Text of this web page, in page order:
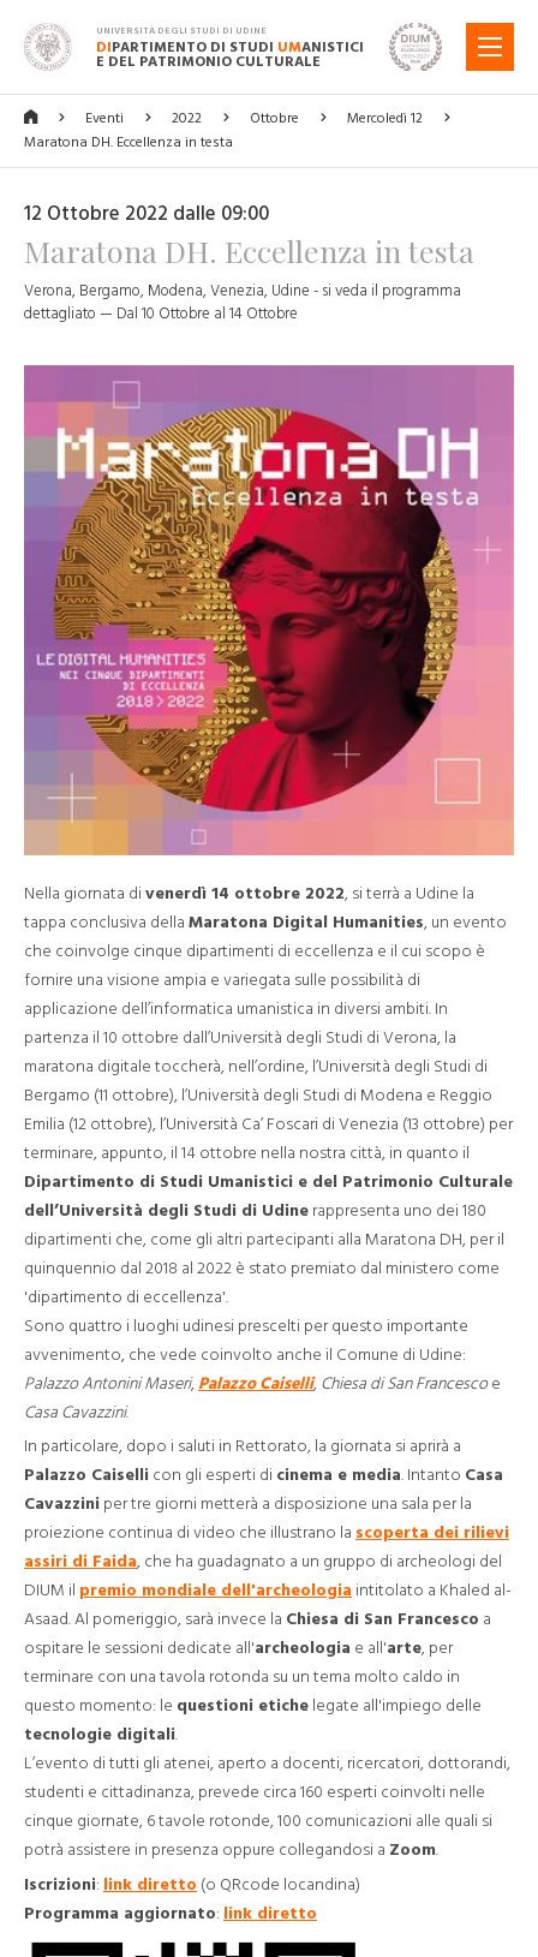
UNIVERSITÀ DEGLI STUDI DI UDINE
DIPARTIMENTO DI STUDI UMANISTICI
E DEL PATRIMONIO CULTURALE
MENU
Eventi 2022 Ottobre
Mercoledì 12
Maratona DH. Eccellenza in testa
12 Ottobre 2022 dalle 09:00
Maratona DH. Eccellenza in testa
Verona, Bergamo, Modena, Venezia, Udine - si veda il programma
dettagliato — Dal 10 Ottobre al 14 Ottobre
Nella giornata di venerdì 14 ottobre 2022, si terrà a Udine la
tappa conclusiva della Maratona Digital Humanities, un evento
che coinvolge cinque dipartimenti di eccellenza e il cui scopo è
fornire una visione ampia e variegata sulle possibilità di
applicazione dell’informatica umanistica in diversi ambiti. In
partenza il 10 ottobre dall’Università degli Studi di Verona, la
maratona digitale toccherà, nell’ordine, l’Università degli Studi di
Bergamo (11 ottobre), l’Università degli Studi di Modena e Reggio
Emilia (12 ottobre), l’Università Ca’ Foscari di Venezia (13 ottobre) per
terminare, appunto, il 14 ottobre nella nostra città, in quanto il
Dipartimento di Studi Umanistici e del Patrimonio Culturale
dell’Università degli Studi di Udine rappresenta uno dei 180
dipartimenti che, come gli altri partecipanti alla Maratona DH, per il
quinquennio dal 2018 al 2022 è stato premiato dal ministero come
'dipartimento di eccellenza'.
Sono quattro i luoghi udinesi prescelti per questo importante
avvenimento, che vede coinvolto anche il Comune di Udine:
Palazzo Antonini Maseri, Palazzo Caiselli, Chiesa di San Francescoe
Casa Cavazzini.
In particolare, dopo i saluti in Rettorato, la giornata si aprirà a
Palazzo Caiselli con gli esperti di cinema e media. Intanto Casa
Cavazzini per tre giorni metterà a disposizione una sala per la
proiezione continua di video che illustrano la scoperta dei rilievi
assiri di Faida, che ha guadagnato a un gruppo di archeologi del
DIUM il premio mondiale dell'archeologia intitolato a Khaled al-
Asaad. Al pomeriggio, sarà invece la Chiesa di San Francesco a
ospitare le sessioni dedicate all'archeologia e all'arte, per
terminare con una tavola rotonda su un tema molto caldo in
questo momento: le questioni etiche legate all'impiego delle
tecnologie digitali.
L’evento di tutti gli atenei, aperto a docenti, ricercatori, dottorandi,
studenti e cittadinanza, prevede circa 160 esperti coinvolti nelle
cinque giornate, 6 tavole rotonde, 100 comunicazioni alle quali si
potrà assistere in presenza oppure collegandosi a Zoom.
Iscrizioni: link diretto (o QRcode locandina)
Programma aggiornato: link diretto